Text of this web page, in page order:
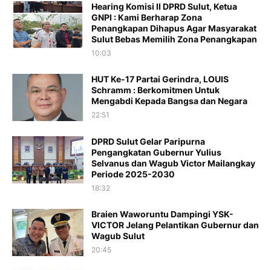
Hearing Komisi II DPRD Sulut, Ketua
GNPI : Kami Berharap Zona
Penangkapan Dihapus Agar Masyarakat
Sulut Bebas Memilih Zona Penangkapan
10:03
HUT Ke-17 Partai Gerindra, LOUIS
Schramm : Berkomitmen Untuk
Mengabdi Kepada Bangsa dan Negara
22:51
DPRD Sulut Gelar Paripurna
Pengangkatan Gubernur Yulius
Selvanus dan Wagub Victor Mailangkay
Periode 2025-2030
18:32
Braien Waworuntu Dampingi YSK-
VICTOR Jelang Pelantikan Gubernur dan
Wagub Sulut
20:45